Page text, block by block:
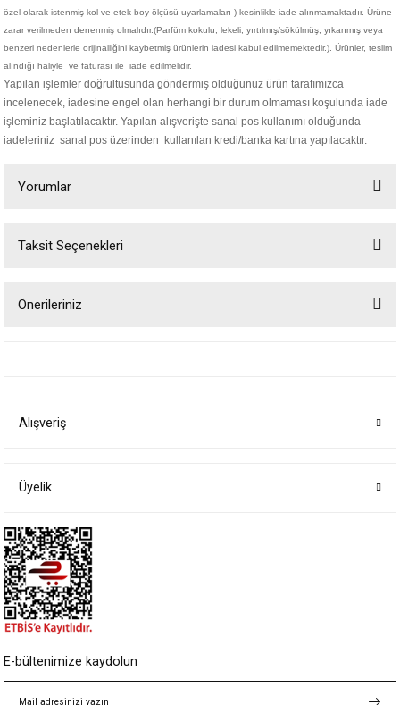
özel olarak istenmiş kol ve etek boy ölçüsü uyarlamaları ) kesinlikle iade alınmamaktadır. Ürüne
zarar verilmeden denenmiş olmalıdır.(Parfüm kokulu, lekeli, yırtılmış/sökülmüş, yıkanmış veya
benzeri nedenlerle orijinalliğini kaybetmiş ürünlerin iadesi kabul edilmemektedir.). Ürünler, teslim
alındığı haliyle ve faturası ile iade edilmelidir.
Yapılan işlemler doğrultusunda göndermiş olduğunuz ürün tarafımızca
incelenecek, iadesine engel olan herhangi bir durum olmaması koşulunda iade
işleminiz başlatılacaktır. Yapılan alışverişte sanal pos kullanımı olduğunda
iadeleriniz sanal pos üzerinden kullanılan kredi/banka kartına yapılacaktır.
Yorumlar
Taksit Seçenekleri
Önerileriniz
Ürün bilgilerinde hatalar bulunuyor.
Bu ürüne benzer farklı alternatifler olmalı.
Alışveriş
Üyelik
E-bültenimize kaydolun